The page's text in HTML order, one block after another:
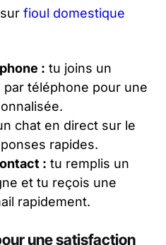
fioul domestique
: tu joins un
téléphone pour une
chat en direct sur le
rapides.
: tu remplis un
et tu reçois une
rapidement.
une satisfaction